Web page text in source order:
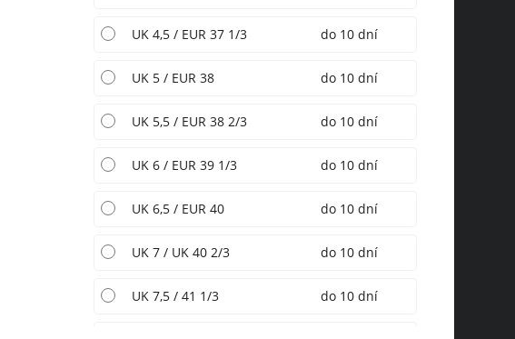
UK 4,5 / EUR 37 1/3 do 10 dní
UK 5 / EUR 38 do 10 dní
UK 5,5 / EUR 38 2/3 do 10 dní
UK 6 / EUR 39 1/3 do 10 dní
UK 6,5 / EUR 40 do 10 dní
UK 7 / UK 40 2/3 do 10 dní
UK 7,5 / 41 1/3 do 10 dní